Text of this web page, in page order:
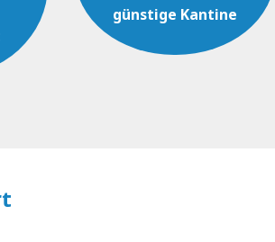
günstige Kantine